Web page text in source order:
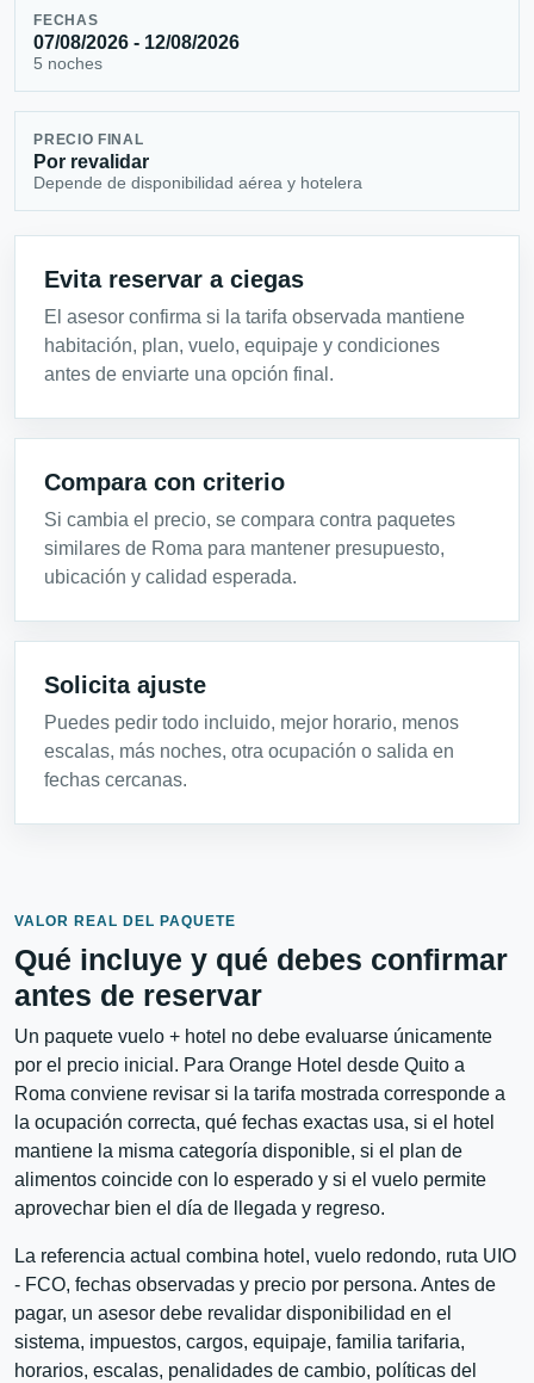
FECHAS
07/08/2026 - 12/08/2026
5 noches
PRECIO FINAL
Por revalidar
Depende de disponibilidad aérea y hotelera
Evita reservar a ciegas
El asesor confirma si la tarifa observada mantiene
habitación, plan, vuelo, equipaje y condiciones
antes de enviarte una opción final.
Compara con criterio
Si cambia el precio, se compara contra paquetes
similares de Roma para mantener presupuesto,
ubicación y calidad esperada.
Solicita ajuste
Puedes pedir todo incluido, mejor horario, menos
escalas, más noches, otra ocupación o salida en
fechas cercanas.
VALOR REAL DEL PAQUETE
Qué incluye y qué debes confirmar
antes de reservar
Un paquete vuelo + hotel no debe evaluarse únicamente
por el precio inicial. Para Orange Hotel desde Quito a
Roma conviene revisar si la tarifa mostrada corresponde a
la ocupación correcta, qué fechas exactas usa, si el hotel
mantiene la misma categoría disponible, si el plan de
alimentos coincide con lo esperado y si el vuelo permite
aprovechar bien el día de llegada y regreso.
La referencia actual combina hotel, vuelo redondo, ruta UIO
- FCO, fechas observadas y precio por persona. Antes de
pagar, un asesor debe revalidar disponibilidad en el
sistema, impuestos, cargos, equipaje, familia tarifaria,
horarios, escalas, penalidades de cambio, políticas del